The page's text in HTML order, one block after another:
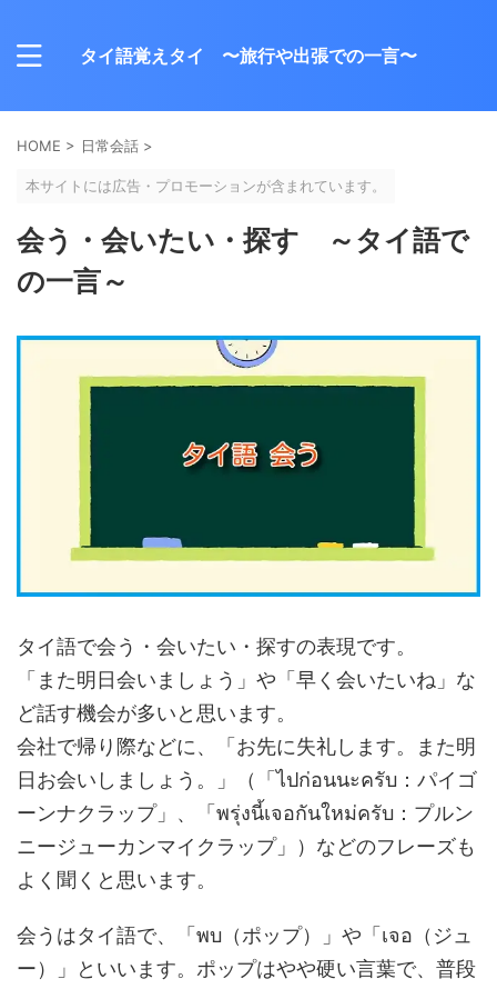
タイ語覚えタイ 〜旅行や出張での一言〜
HOME > 日常会話 >
本サイトには広告・プロモーションが含まれています。
会う・会いたい・探す ～タイ語で
の一言～
タイ語で会う・会いたい・探すの表現です。
「また明日会いましょう」や「早く会いたいね」な
ど話す機会が多いと思います。
会社で帰り際などに、「お先に失礼します。また明
日お会いしましょう。」（「ไปก่อนนะครับ：パイゴ
ーンナクラップ」、「พรุ่งนี้เจอกันใหม่ครับ：プルン
ニージューカンマイクラップ」）などのフレーズも
よく聞くと思います。
会うはタイ語で、「พบ（ポップ）」や「เจอ（ジュ
ー）」といいます。ポップはやや硬い言葉で、普段